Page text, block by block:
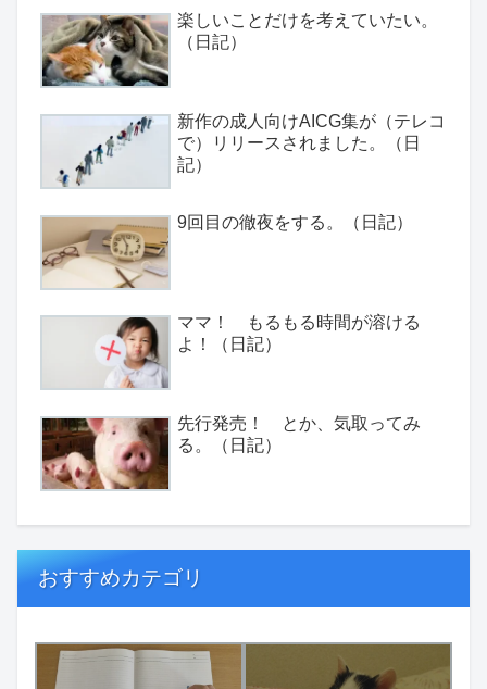
楽しいことだけを考えていたい。
（日記）
新作の成人向けAICG集が（テレコ
で）リリースされました。（日
記）
9回目の徹夜をする。（日記）
ママ！ もるもる時間が溶ける
よ！（日記）
先行発売！ とか、気取ってみ
る。（日記）
おすすめカテゴリ